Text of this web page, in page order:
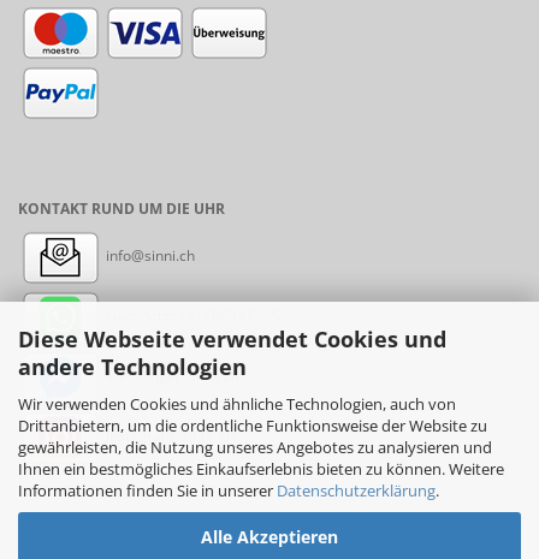
Diese Webseite verwendet Cookies und
andere Technologien
Wir verwenden Cookies und ähnliche Technologien, auch von
Drittanbietern, um die ordentliche Funktionsweise der Website zu
gewährleisten, die Nutzung unseres Angebotes zu analysieren und
Ihnen ein bestmögliches Einkaufserlebnis bieten zu können. Weitere
Informationen finden Sie in unserer Datenschutzerklärung.
Alle Akzeptieren
KONTAKT RUND UM DIE UHR
info@sinni.ch
Messenger: sinni.ch
Instagram: sinni_ch